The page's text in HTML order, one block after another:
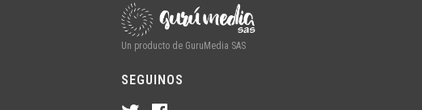
Un producto de GuruMedia SAS
SEGUINOS